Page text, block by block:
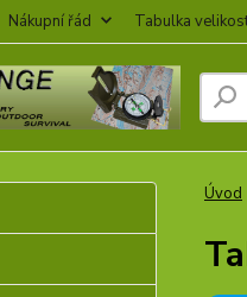
Nákupní řád Tabulka
Úvod